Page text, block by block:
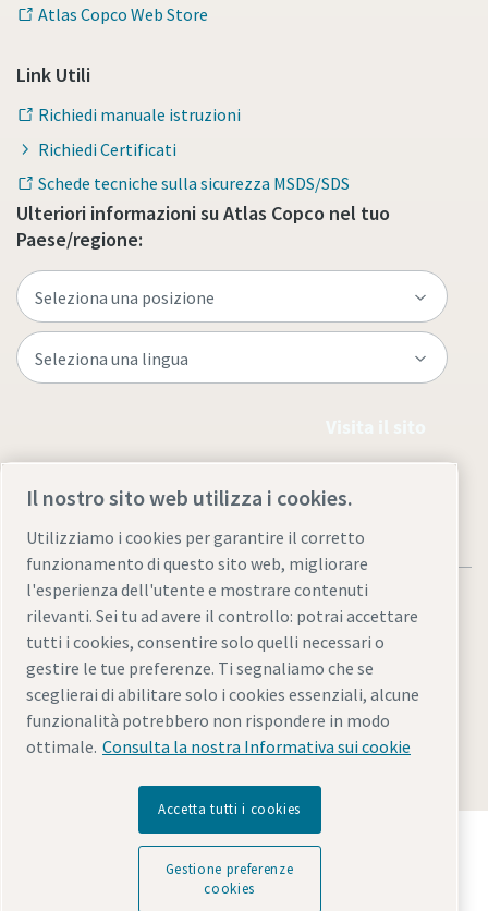
Atlas Copco Web Store
Link Utili
Richiedi manuale istruzioni
Richiedi Certificati
Schede tecniche sulla sicurezza MSDS/SDS
Ulteriori informazioni su Atlas Copco nel tuo
Paese/regione:
Informativa sulla privacy e note legali
Gestione preferenze cookiesAccessibilità Mappa del sito
© 2026 Atlas Copco Italia S.r.l.
Scopri come Atlas Copco Group promuove la
tecnologia che trasforma il futuro.
Visita il sito web di Atlas Copco Group
Il nostro sito web utilizza i cookies.
Utilizziamo i cookies per garantire il corretto
funzionamento di questo sito web, migliorare
l'esperienza dell'utente e mostrare contenuti
rilevanti. Sei tu ad avere il controllo: potrai accettare
tutti i cookies, consentire solo quelli necessari o
gestire le tue preferenze. Ti segnaliamo che se
sceglierai di abilitare solo i cookies essenziali, alcune
funzionalità potrebbero non rispondere in modo
ottimale. Consulta la nostra Informativa sui cookie
Accetta tutti i cookies
Gestione preferenze
cookies